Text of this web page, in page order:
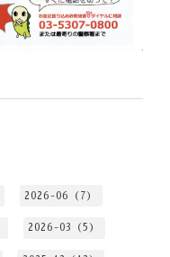
2026-06（7）
2026-03（5）